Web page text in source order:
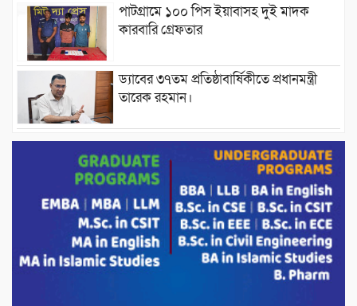
পাটগ্রামে ১০০ পিস ইয়াবাসহ দুই মাদক
কারবারি গ্রেফতার
ড্যাবের ৩৭তম প্রতিষ্ঠাবার্ষিকীতে প্রধানমন্ত্রী
তারেক রহমান।
চন্দনাইশের হাশিমপুর ৪ নং ওয়ার্ডে ৫’শতাধিক
হতদরিদ্র পরিবারের মাঝে খাদ্যসামগ্রী বিতরণ
করেন মনজুর মোরশেদ
পরিবেশ রক্ষায় পাটগ্রামে ইহসান ইয়ুথ
সার্কেলের বৃক্ষরোপণ
মিরপুর-১১ নম্বরে দুর্বৃত্তদের গুলিতে বিএনপি